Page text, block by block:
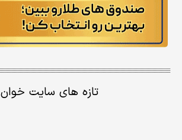
تازه های سایت خوان